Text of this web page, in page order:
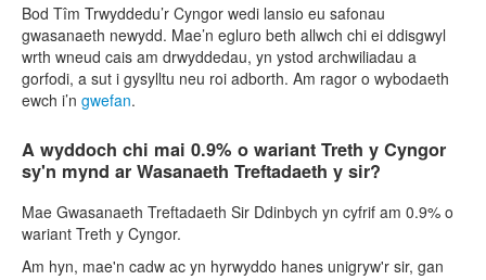
Bod Tîm Trwyddedu’r Cyngor wedi lansio eu safonau
gwasanaeth newydd. Mae’n egluro beth allwch chi ei ddisgwyl
wrth wneud cais am drwyddedau, yn ystod archwiliadau a
gorfodi, a sut i gysylltu neu roi adborth. Am ragor o wybodaeth
ewch i’n gwefan.
A wyddoch chi mai 0.9% o wariant Treth y Cyngor
sy'n mynd ar Wasanaeth Treftadaeth y sir?
Mae Gwasanaeth Treftadaeth Sir Ddinbych yn cyfrif am 0.9% o
wariant Treth y Cyngor.
Am hyn, mae'n cadw ac yn hyrwyddo hanes unigryw'r sir, gan